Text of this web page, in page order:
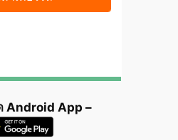
Android App –